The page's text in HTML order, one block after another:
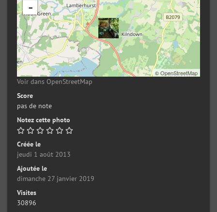
-
©OpenStreetMap
Voir dans OpenStreetMap
Score
pas de note
Notez cette photo
Créée le
jeudi 1 août 2013
Ajoutée le
dimanche 27 janvier 2019
Visites
30896